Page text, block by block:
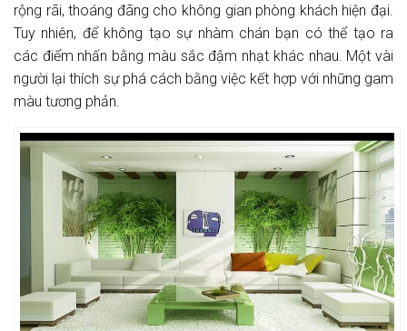
rộng rãi, thoáng đãng cho không gian phòng khách hiện đại.
Tuy nhiên, để không tạo sự nhàm chán bạn có thể tạo ra
các điểm nhấn bằng màu sắc đậm nhạt khác nhau. Một vài
người lại thích sự phá cách bằng việc kết hợp với những gam
màu tương phản.